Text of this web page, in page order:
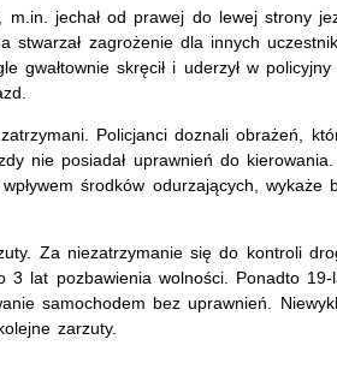
jechał od prawej do lewej strony
stwarzał zagrożenie dla innych
gwałtownie skręcił i uderzył w policyjny
Policjanci doznali obrażeń,
nie posiadał uprawnień do
środków odurzających, wykaże
Za niezatrzymanie się do kontroli
lat pozbawienia wolności. Ponadto 19-
samochodem bez uprawnień.
zarzuty.